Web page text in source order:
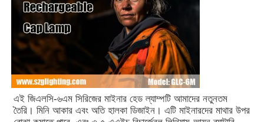
বাড়ি
পণ্য
VR প্রদর্শন
এই জিএলসি-৬এম সিরিজের মাইনার হেড ল্যাম্পটি আমাদের নতুনতম
তৈরি। মিনি আকার এবং অতি হালকা ডিজাইন। এটি মাইনারদের মাথার উপর